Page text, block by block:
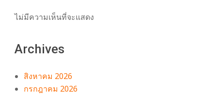
ไม่มีความเห็นที่จะแสดง
Archives
สิงหาคม 2026
กรกฎาคม 2026